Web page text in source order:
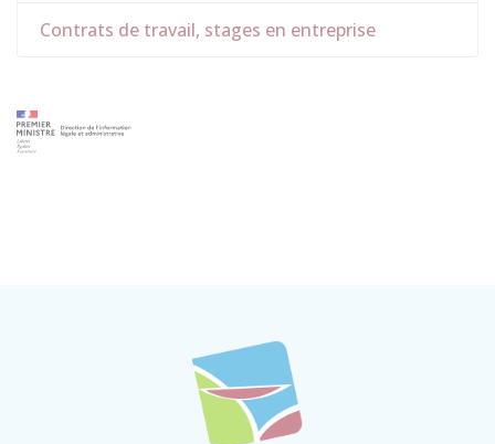
Contrats de travail, stages en entreprise